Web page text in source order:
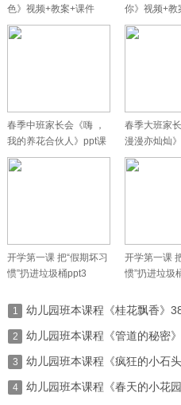
色》视频+教案+课件
你》视频+教
乐
春季中班家长会《嗨 ，
我的养花合伙人》ppt课
件+发言
春季大班家
漫漫亦灿灿
稿
开学第一课 把“假期坏习
惯”扔进垃圾桶ppt3
开学第一课
惯”扔进垃圾
1
幼儿园班本课程《桂花飘香》
2
幼儿园班本课程《管道的秘密
3
幼儿园班本课程《疯狂的小石
4
幼儿园班本课程《春天的小花